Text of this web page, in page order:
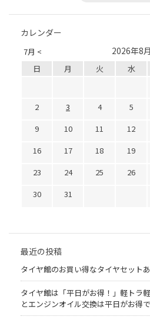
カレンダー
7月 < 2026年8月
日 月 火 水
2
3 4 5
9
10 11 12
16
17 18 19
23
24 25 26
30
31
最近の投稿
タイヤ館のお買い得なタイヤセット
タイヤ館は「平日がお得！」軽トラ
とエンジンオイル交換は平日がお得